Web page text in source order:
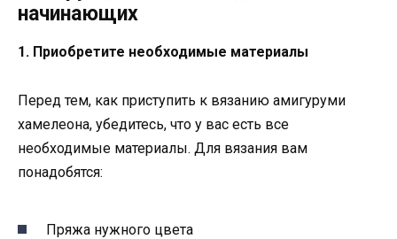
начинающих
1. Приобретите необходимые материалы
Перед тем, как приступить к вязанию амигуруми
хамелеона, убедитесь, что у вас есть все
необходимые материалы. Для вязания вам
понадобятся:
Пряжа нужного цвета